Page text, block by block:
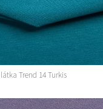
látka Trend 14 Turkis